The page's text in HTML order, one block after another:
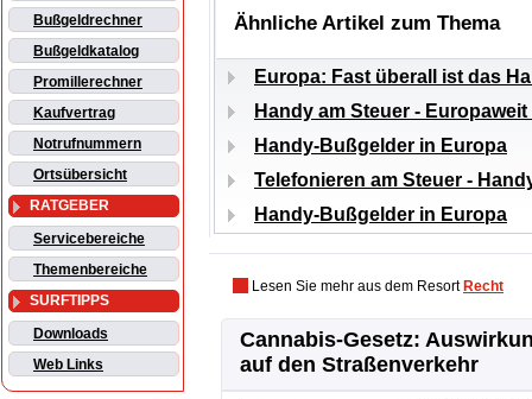
Bußgeldrechner
Bußgeldkatalog
Promillerechner
Kaufvertrag
Notrufnummern
Ortsübersicht
RATGEBER
Servicebereiche
Themenbereiche
SURFTIPPS
Downloads
Web Links
Ähnliche Artikel zum Thema
Europa: Fast überall ist das
Handy am Steuer - Europaweit
Handy-Bußgelder in Europa
Telefonieren am Steuer -
Handy-Bußgelder in Europa
Lesen Sie mehr aus dem Resort Recht
Cannabis-Gesetz:
auf den Straßenverkehr